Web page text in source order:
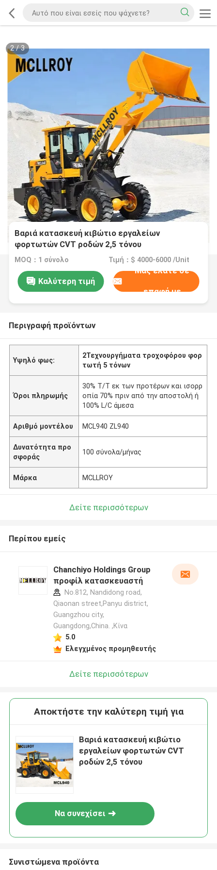
2/3
Βαριά κατασκευή κιβώτιο εργαλείων
φορτωτών CVT ροδών 2,5 τόνου
MOQ：1 σύνολο Τιμή：$ 4000-6000 /Unit
Καλύτερη τιμή
Μας ελάτε σε
επαφή με
Περιγραφή προϊόντων
Υψηλό φως:
2Τεχνουργήματα τροχοφόρου φορ
τωτή 5 τόνων
Όροι πληρωμής
30% Τ/Τ εκ των προτέρων και ισορρ
οπία 70% πριν από την αποστολή ή
100% L/C άμεσα
Αριθμό μοντέλου MCL940 ZL940
Δυνατότητα προ
σφοράς
100 σύνολα/μήνας
Μάρκα MCLLROY
Δείτε περισσότερων
Περίπου εμείς
Chanchiyo Holdings Group
προφίλ κατασκευαστή
No.812, Nandidong road,
Qiaonan street,Panyu district,
Guangzhou city,
Guangdong,China. ,Κίνα
5.0
Ελεγχμένος προμηθευτής
Δείτε περισσότερων
Αποκτήστε την καλύτερη τιμή για
Βαριά κατασκευή κιβώτιο
εργαλείων φορτωτών CVT
ροδών 2,5 τόνου
Να συνεχίσει
Συνιστώμενα προϊόντα